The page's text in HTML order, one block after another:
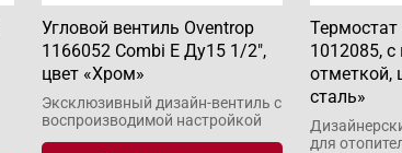
Угловой вентиль Oventrop
1166052 Combi E Ду15 1/2",
цвет «Хром»
Эксклюзивный дизайн-вентиль с
воспроизводимой настройкой
Термостат
1012085, с
отметкой,
сталь»
для